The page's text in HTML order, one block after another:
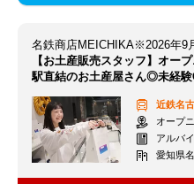
名鉄商店MEICHIKA※2026年9
【お土産販売スタッフ】オー
駅直結のお土産屋さん◎未経験
近鉄名
オープニン
アルバ
愛知県